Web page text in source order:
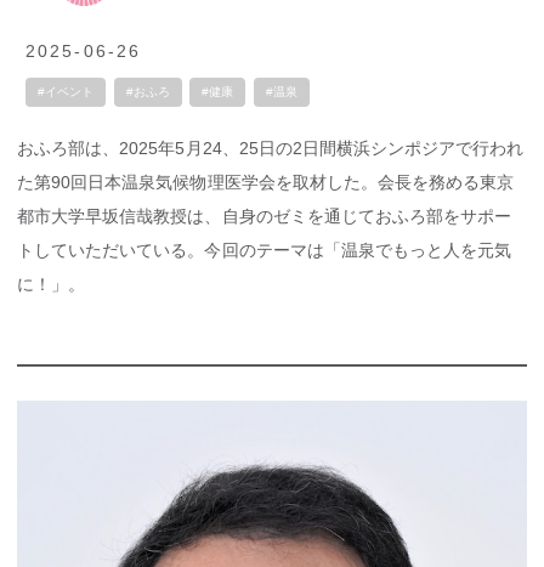
2025-06-26
#イベント #おふろ #健康 #温泉
おふろ部は、2025年5月24、25日の2日間横浜シンポジアで行われ
た第90回日本温泉気候物理医学会を取材した。会長を務める東京
都市大学早坂信哉教授は、自身のゼミを通じておふろ部をサポー
トしていただいている。今回のテーマは「温泉でもっと人を元気
に！」。